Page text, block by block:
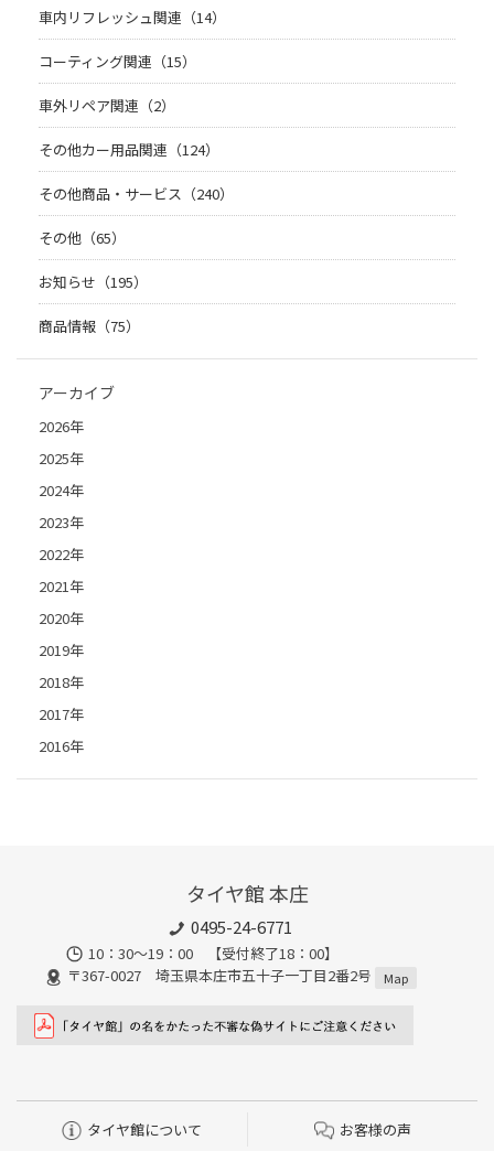
車内リフレッシュ関連（14）
コーティング関連（15）
車外リペア関連（2）
その他カー用品関連（124）
その他商品・サービス（240）
その他（65）
お知らせ（195）
商品情報（75）
アーカイブ
2026年
2025年
2024年
2023年
2022年
2021年
2020年
2019年
2018年
2017年
2016年
タイヤ館 本庄
0495-24-6771
10：30～19：00 【受付終了18：00】
〒367-0027 埼玉県本庄市五十子一丁目2番2号
Map
タイヤ館について お客様の声